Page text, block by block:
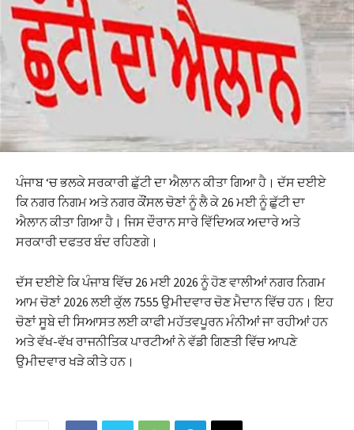
ਪੰਜਾਬ ‘ਚ ਭਲਕੇ ਸਰਕਾਰੀ ਛੁੱਟੀ ਦਾ ਐਲਾਨ ਕੀਤਾ ਗਿਆ ਹੈ। ਦੱਸ ਦਈਏ
ਕਿ ਨਗਰ ਨਿਗਮ ਅਤੇ ਨਗਰ ਕੌਂਸਲ ਚੋਣਾਂ ਨੂੰ ਲੈ ਕੇ 26 ਮਈ ਨੂੰ ਛੁੱਟੀ ਦਾ
ਐਲਾਨ ਕੀਤਾ ਗਿਆ ਹੈ। ਜਿਸ ਦੌਰਾਨ ਸਾਰੇ ਵਿੱਦਿਅਕ ਅਦਾਰੇ ਅਤੇ
ਸਰਕਾਰੀ ਦਫਤਰ ਬੰਦ ਰਹਿਣਗੇ।
ਦੱਸ ਦਈਏ ਕਿ ਪੰਜਾਬ ਵਿੱਚ 26 ਮਈ 2026 ਨੂੰ ਹੋਣ ਵਾਲੀਆਂ ਨਗਰ ਨਿਗਮ
ਆਮ ਚੋਣਾਂ 2026 ਲਈ ਕੁੱਲ 7555 ਉਮੀਦਵਾਰ ਚੋਣ ਮੈਦਾਨ ਵਿੱਚ ਹਨ। ਇਹ
ਚੋਣਾਂ ਸੂਬੇ ਦੀ ਸਿਆਸਤ ਲਈ ਕਾਫੀ ਮਹੱਤਵਪੂਰਨ ਮੰਨੀਆਂ ਜਾ ਰਹੀਆਂ ਹਨ
ਅਤੇ ਵੱਖ-ਵੱਖ ਰਾਜਨੀਤਿਕ ਪਾਰਟੀਆਂ ਨੇ ਵੱਡੀ ਗਿਣਤੀ ਵਿੱਚ ਆਪਣੇ
ਉਮੀਦਵਾਰ ਖੜੇ ਕੀਤੇ ਹਨ।